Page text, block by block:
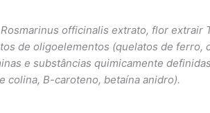
officinalis extrato, flor
de oligoelementos (quelatos de ferro,
e substâncias quimicamente
colina, B-caroteno, betaína anidro).